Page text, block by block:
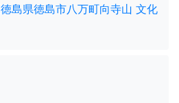
徳島県徳島市八万町向寺山 文化